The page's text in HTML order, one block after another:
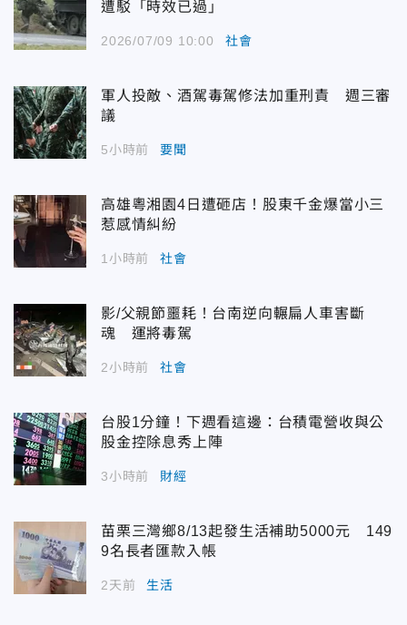
遭駁「時效已過」
2026/07/09 10:00 社會
軍人投敵、酒駕毒駕修法加重刑責 週三審
議
5小時前 要聞
高雄粵湘園4日遭砸店！股東千金爆當小三
惹感情糾紛
1小時前 社會
影/父親節噩耗！台南逆向輾扁人車害斷
魂 運將毒駕
2小時前 社會
台股1分鐘！下週看這邊：台積電營收與公
股金控除息秀上陣
3小時前 財經
苗栗三灣鄉8/13起發生活補助5000元 149
9名長者匯款入帳
2天前 生活